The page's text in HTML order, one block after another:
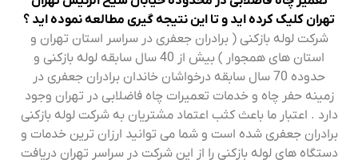
تهران کلیک کرده اید و تا این نتیجه گیری مطالعه نموده اید ؟
شرکت لوله بازکنی ( برادران جعفری در سراسر استان تهران و
استان های همجوار ) بیش از 40 سال سابقه لوله بازکنی و
حدوده 70 سال سابقه درخواشان خاندان برادران جعفری در
زمینه حفر چاه و خدمات تعمیرات چاه فاضلابی در تهران وجود
دارد . اعتبار ما باعث کثب اعتماد مشتریان به شرکت لوله بازکنی
برادران جعفری شده است و شما می توانید ارزان ترین خدمات و
دستگاه های لوله بازکنی را از این شرکت در سراسر تهران دریافت